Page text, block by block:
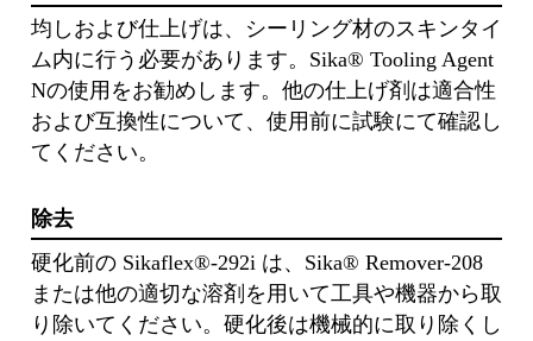
均しおよび仕上げは、シーリング材のスキンタイ
ム内に⾏う必要があります。Sika® Tooling Agent
Nの使⽤をお勧めします。他の仕上げ剤は適合性
および互換性について、使⽤前に試験にて確認し
てください。
除去
硬化前の Sikaflex®-292i は、Sika® Remover-208
または他の適切な溶剤を⽤いて⼯具や機器から取
り除いてください。硬化後は機械的に取り除くし